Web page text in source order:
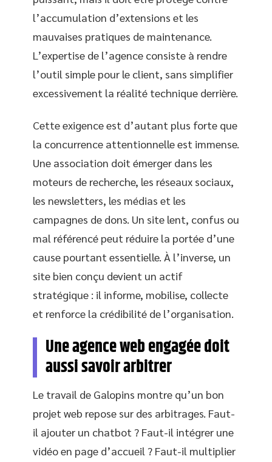
l’accumulation d’extensions et les
mauvaises pratiques de maintenance.
L’expertise de l’agence consiste à rendre
l’outil simple pour le client, sans simplifier
excessivement la réalité technique derrière.
Cette exigence est d’autant plus forte que
la concurrence attentionnelle est immense.
Une association doit émerger dans les
moteurs de recherche, les réseaux sociaux,
les newsletters, les médias et les
campagnes de dons. Un site lent, confus ou
mal référencé peut réduire la portée d’une
cause pourtant essentielle. À l’inverse, un
site bien conçu devient un actif
stratégique : il informe, mobilise, collecte
et renforce la crédibilité de l’organisation.
Une agence web engagée doit
aussi savoir arbitrer
Le travail de Galopins montre qu’un bon
projet web repose sur des arbitrages. Faut-
il ajouter un chatbot ? Faut-il intégrer une
vidéo en page d’accueil ? Faut-il multiplier